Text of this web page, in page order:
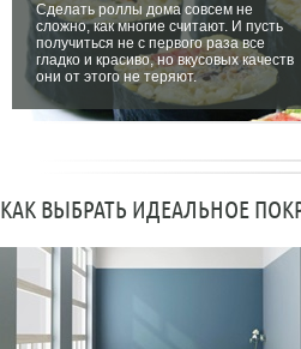
Сделать роллы дома совсем не
сложно, как многие считают. И пусть
получиться не с первого раза все
гладко и красиво, но вкусовых качеств
они от этого не теряют.
КАК ВЫБРАТЬ ИДЕАЛЬНОЕ